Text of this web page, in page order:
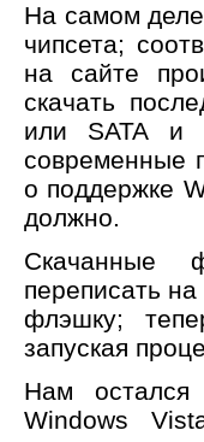
На самом
чипсета;
на сайте
скачать
или SATA и
современные
о поддержке
должно.
Скачанные
переписать
флэшку;
запуская
Нам остался
Windows